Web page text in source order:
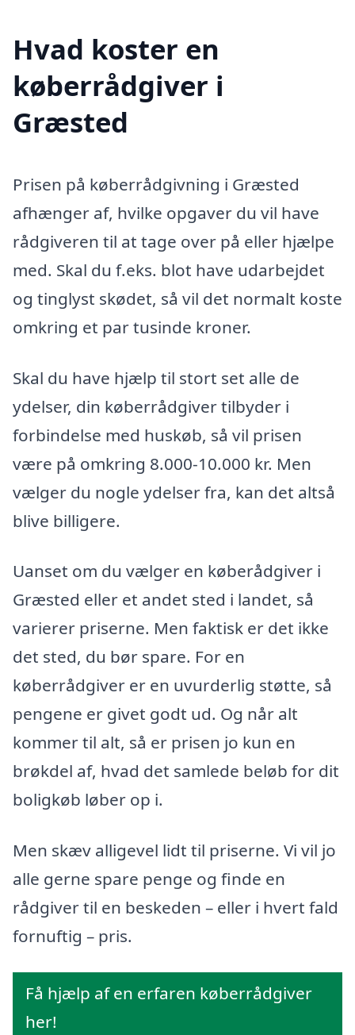
Hvad koster en
køberrådgiver i
Græsted
Prisen på køberrådgivning i Græsted
afhænger af, hvilke opgaver du vil have
rådgiveren til at tage over på eller hjælpe
med. Skal du f.eks. blot have udarbejdet
og tinglyst skødet, så vil det normalt koste
omkring et par tusinde kroner.
Skal du have hjælp til stort set alle de
ydelser, din køberrådgiver tilbyder i
forbindelse med huskøb, så vil prisen
være på omkring 8.000-10.000 kr. Men
vælger du nogle ydelser fra, kan det altså
blive billigere.
Uanset om du vælger en køberådgiver i
Græsted eller et andet sted i landet, så
varierer priserne. Men faktisk er det ikke
det sted, du bør spare. For en
køberrådgiver er en uvurderlig støtte, så
pengene er givet godt ud. Og når alt
kommer til alt, så er prisen jo kun en
brøkdel af, hvad det samlede beløb for dit
boligkøb løber op i.
Men skæv alligevel lidt til priserne. Vi vil jo
alle gerne spare penge og finde en
rådgiver til en beskeden – eller i hvert fald
fornuftig – pris.
Få hjælp af en erfaren køberrådgiver
her!